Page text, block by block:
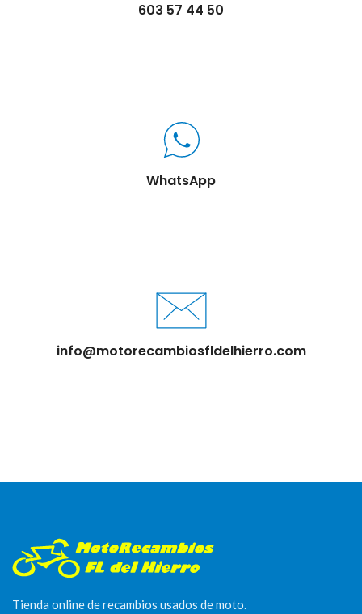
603 57 44 50
WhatsApp
info@motorecambiosfldelhierro.com
Tienda online de recambios usados de moto.